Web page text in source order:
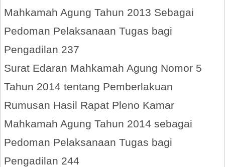
Mahkamah Agung Tahun 2013 Sebagai
Pedoman Pelaksanaan Tugas bagi
Pengadilan 237
Surat Edaran Mahkamah Agung Nomor 5
Tahun 2014 tentang Pemberlakuan
Rumusan Hasil Rapat Pleno Kamar
Mahkamah Agung Tahun 2014 sebagai
Pedoman Pelaksanaan Tugas bagi
Pengadilan 244